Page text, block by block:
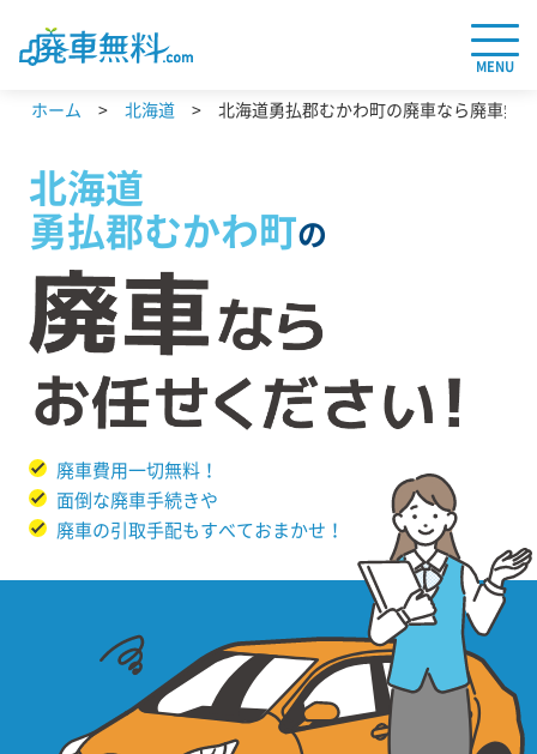
MENU
ホーム 北海道 北海道勇払郡むかわ町の廃車なら廃車無
北海道
勇払郡むかわ町の
廃車費用一切無料！
面倒な廃車手続きや
廃車の引取手配もすべておまかせ！